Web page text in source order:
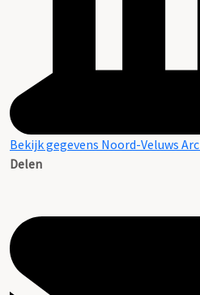
Bekijk gegevens Noord-Veluws
Delen